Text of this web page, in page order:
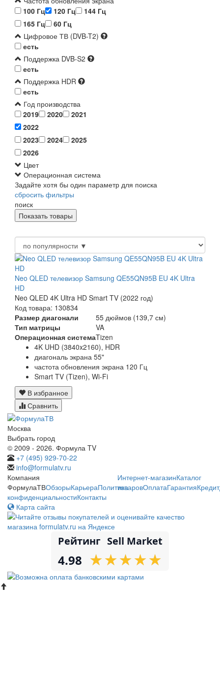
100 Гц
120 Гц
144 Гц
165 Гц
60 Гц
Цифровое ТВ (DVB-T2)
есть
Поддержка DVB-S2
есть
Поддержка HDR
есть
Год производства
2019
2020
2021
2022
2023
2024
2025
2026
Цвет
Операционная система
Задайте хотя бы один параметр для поиска
сбросить фильтры
поиск
Neo QLED телевизор Samsung QE55QN95B EU 4K Ultra
HD
Neo QLED 4K Ultra HD Smart TV (2022 год)
Код товара: 130834
Размер диагонали
55 дюймов (139,7 см)
Тип матрицы
VA
Операционная системаTizen
4K UHD (3840x2160), HDR
диагональ экрана 55"
частота обновления экрана 120 Гц
Smart TV (Tizen), Wi-Fi
В избранное
Сравнить
Москва
Выбрать город
© 2009 - 2026. Формула TV
+7 (495) 929-70-22
info@formulatv.ru
Компания
ФормулаТВОбзорыКарьераПолитика
конфиденциальностиКонтакты
Интернет-магазинКаталог
товаровОплатаГарантияКредит
Карта сайта
Рейтинг Sell Market
4.98 ★
★★
★★
★★
★★
★